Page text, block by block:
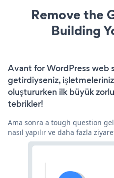
Remove the
Building
Avant for WordPress web
getirdiyseniz,
oluştururken ilk büyük
tebrikler!
Ama sonra a tough question
nasıl yapılır ve daha fazla